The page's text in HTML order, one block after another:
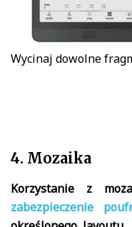
Wycinaj dowolne
4. Mozaika
Korzystanie z
zabezpieczenie